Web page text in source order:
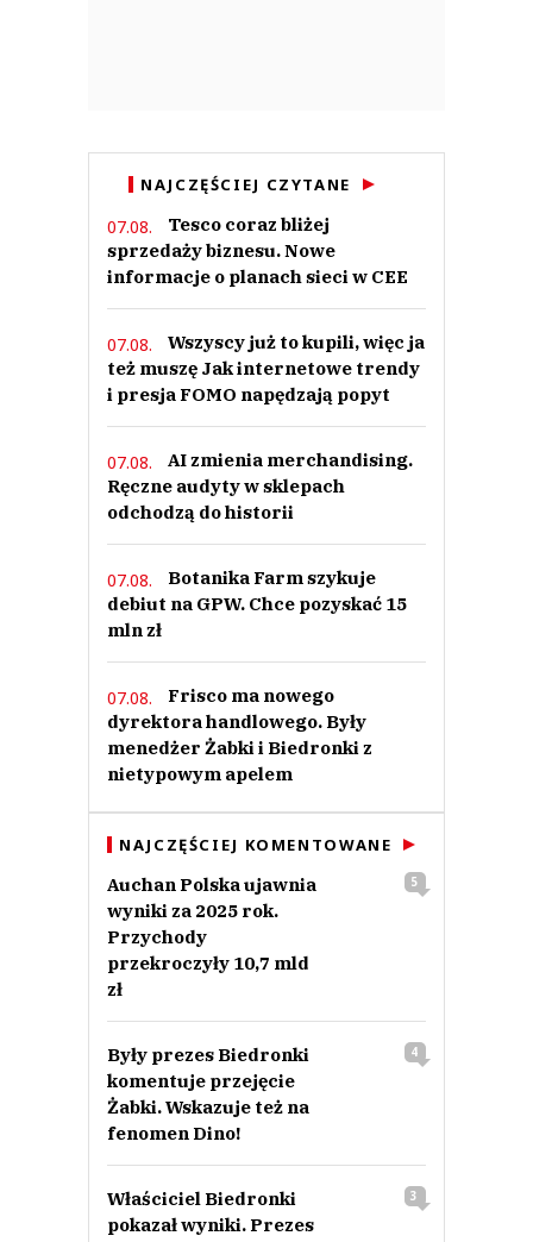
NAJCZĘŚCIEJ CZYTANE
07.08.
Tesco coraz bliżej
sprzedaży biznesu. Nowe
informacje o planach sieci w CEE
07.08.
Wszyscy już to kupili, więc ja
też muszę Jak internetowe trendy
i presja FOMO napędzają popyt
07.08.
AI zmienia merchandising.
Ręczne audyty w sklepach
odchodzą do historii
07.08.
Botanika Farm szykuje
debiut na GPW. Chce pozyskać 15
mln zł
07.08.
Frisco ma nowego
dyrektora handlowego. Były
menedżer Żabki i Biedronki z
nietypowym apelem
NAJCZĘŚCIEJ KOMENTOWANE
Auchan Polska ujawnia
wyniki za 2025 rok.
Przychody
przekroczyły 10,7 mld
zł
5
Były prezes Biedronki
komentuje przejęcie
Żabki. Wskazuje też na
fenomen Dino!
4
Właściciel Biedronki
pokazał wyniki. Prezes
3